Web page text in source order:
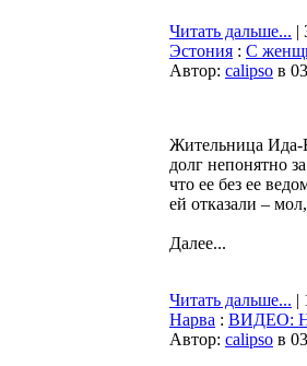
Читать дальше... |
Эстония : С
Автор: calipso в
Жительница Ида-
долг непонятно
что ее без ее
ей отказали –
Далее...
Читать дальше... |
Нарва : ВИДЕО: На
Автор: calipso в